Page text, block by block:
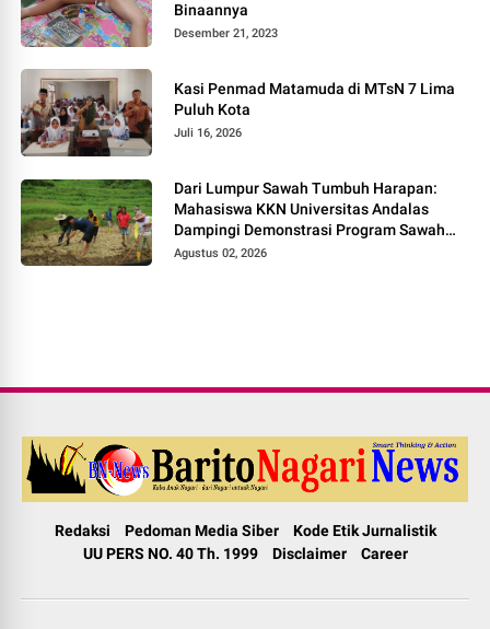
Binaannya
Desember 21, 2023
Kasi Penmad Matamuda di MTsN 7 Lima
Puluh Kota
Juli 16, 2026
Dari Lumpur Sawah Tumbuh Harapan:
Mahasiswa KKN Universitas Andalas
Dampingi Demonstrasi Program Sawah
Pokok Murah di Jorong Bayua
Agustus 02, 2026
Redaksi Pedoman Media Siber
Kode Etik Jurnalistik
UU PERS NO. 40 Th. 1999
Disclaimer Career